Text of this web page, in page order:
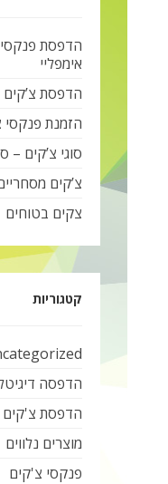
הדפסת פנקסי
אימפליי
הדפסת צ’קים
הזמנת פנקסי
סוגי צ’קים –
צ’קים
צקים בטוחים
קטגוריות
הדפסה
הדפסת צ'קים
מוצרים נלווים
פנקסי צ'קים